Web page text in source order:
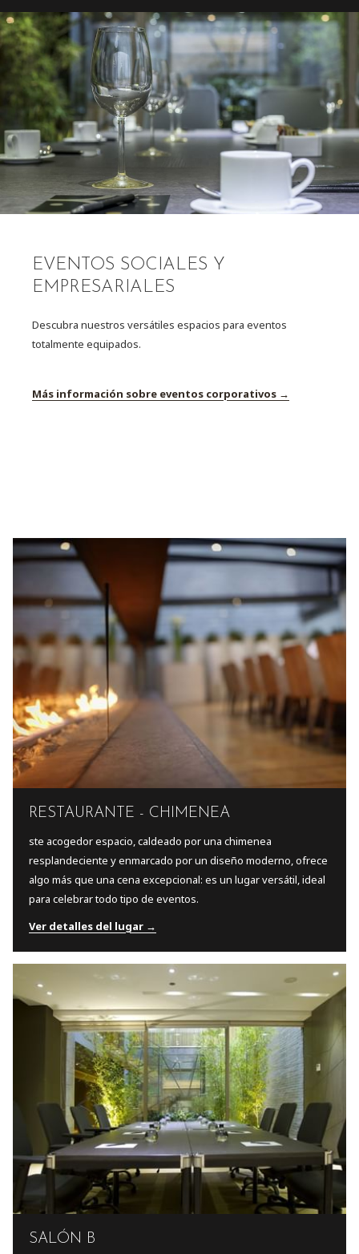
EVENTOS SOCIALES Y
EMPRESARIALES
Descubra nuestros versátiles espacios para eventos
totalmente equipados.
Más información sobre eventos corporativos
RESTAURANTE - CHIMENEA
ste acogedor espacio, caldeado por una chimenea
resplandeciente y enmarcado por un diseño moderno, ofrece
algo más que una cena excepcional: es un lugar versátil, ideal
para celebrar todo tipo de eventos.
Ver detalles del lugar
SALÓN B